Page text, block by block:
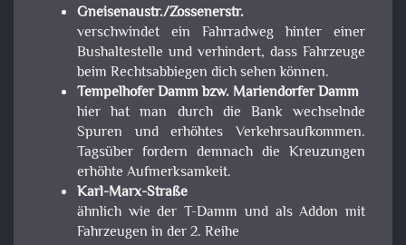
Gneisenaustr./Zossenerstr.
verschwindet ein Fahrradweg hinter einer
Bushaltestelle und verhindert, dass Fahrzeuge
beim Rechtsabbiegen dich sehen können.
Tempelhofer Damm bzw. Mariendorfer Damm
hier hat man durch die Bank wechselnde
Spuren und erhöhtes Verkehrsaufkommen.
Tagsüber fordern demnach die Kreuzungen
erhöhte Aufmerksamkeit.
Karl-Marx-Straße
ähnlich wie der T-Damm und als Addon mit
Fahrzeugen in der 2. Reihe